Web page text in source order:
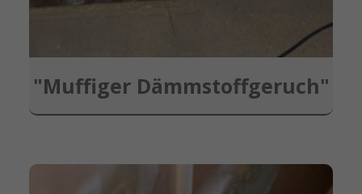
"Muffiger Dämmstoffgeruch"